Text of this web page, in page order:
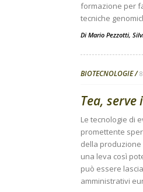
formazione per
tecniche
Di Mario Pezzotti,
BIOTECNOLOGIE
Tea,
Le tecnologie di
promettente
della produzione
una leva così
può essere
amministrativi